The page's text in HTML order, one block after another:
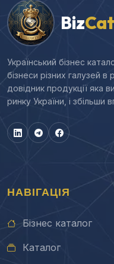
Biz
Український бізнес
бізнеси різних галузей
довідник продукції яка
ринку України, і збільши
НАВІГАЦІЯ
Бізнес каталог
Каталог